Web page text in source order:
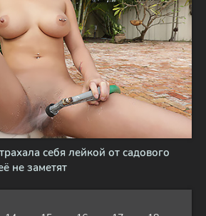
себя лейкой от садового
не заметят